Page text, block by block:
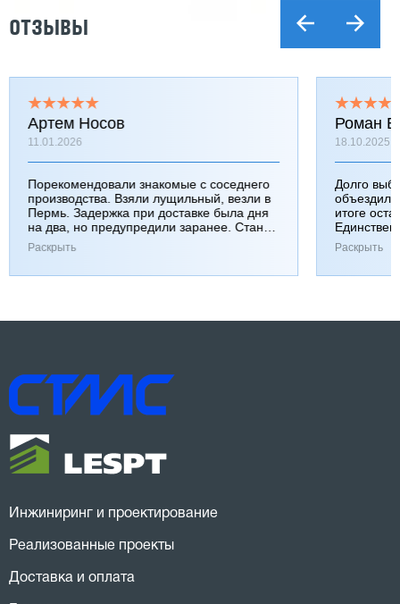
ОТЗЫВЫ
Артем Носов
11.01.2026
Порекомендовали знакомые с соседнего
производства. Взяли лущильный, везли в
Пермь. Задержка при доставке была дня
на два, но предупредили заранее. Станок
работает хорошо, к качеству вопросов нет.
Раскрыть
Роман
18.10.2025
Долго
итоге
Раскрыть
Инжиниринг и проектирование
Реализованные проекты
Доставка и оплата